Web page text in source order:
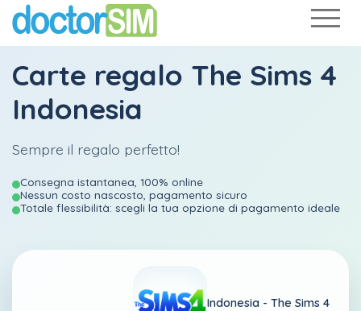
Carte regalo The Sims 4
Indonesia
Sempre il regalo perfetto!
Consegna istantanea, 100% online
Nessun costo nascosto, pagamento sicuro
Totale flessibilità: scegli la tua opzione di pagamento ideale
Indonesia - The Sims 4